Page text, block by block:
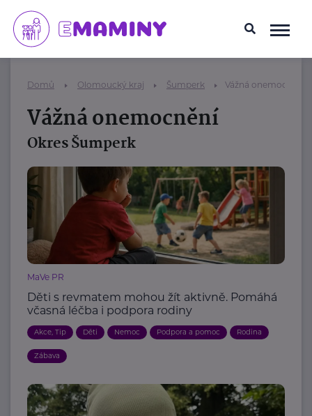
Domů Olomoucký kraj Šumperk Vážná onemocnění
Vážná onemocnění
Okres Šumperk
MaVe PR
Děti s revmatem mohou žít aktivně. Pomáhá
včasná léčba i podpora rodiny
Akce, Tip Děti Nemoc Podpora a pomoc Rodina
Zábava